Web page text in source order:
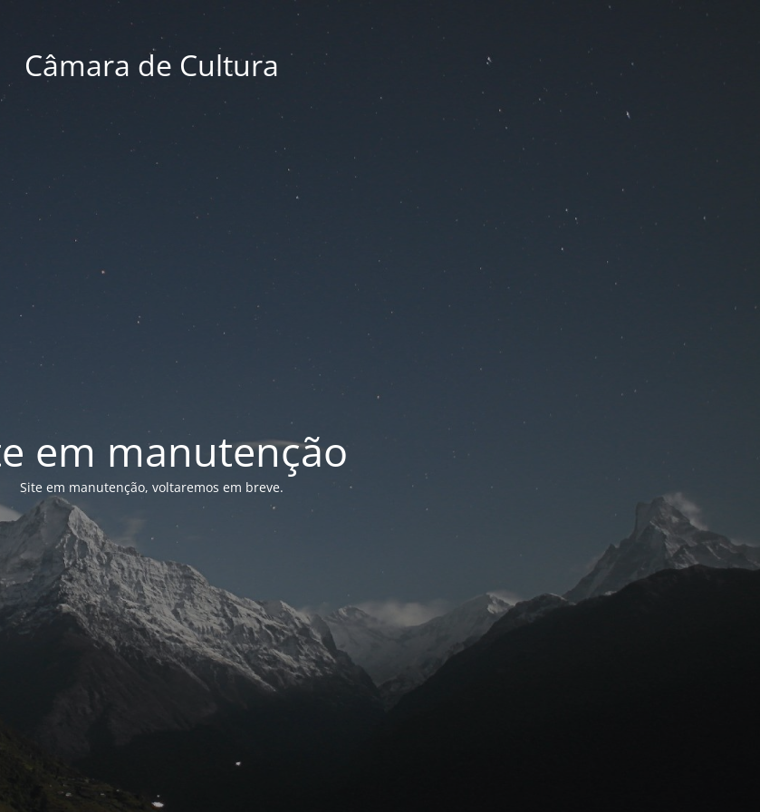
Câmara de Cultura
em manutenção
Site em manutenção, voltaremos em breve.